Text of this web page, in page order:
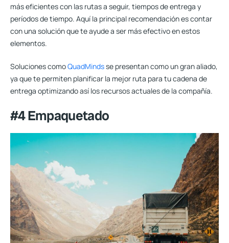
más eficientes con las rutas a seguir, tiempos de entrega y
períodos de tiempo. Aquí la principal recomendación es contar
con una solución que te ayude a ser más efectivo en estos
elementos.
Soluciones comoQuadMindsse presentan como un gran aliado,
ya que te permiten planificar la mejor ruta para tu cadena de
entrega optimizando así los recursos actuales de la compañía.
#4 Empaquetado